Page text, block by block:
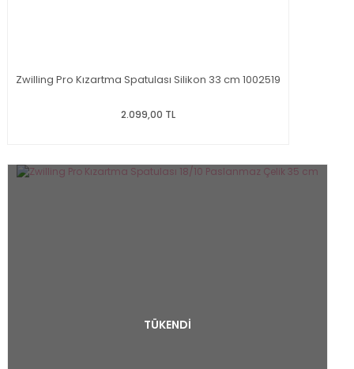
Zwilling Pro Kızartma Spatulası Silikon 33 cm 1002519
2.099,00 TL
TÜKENDİ